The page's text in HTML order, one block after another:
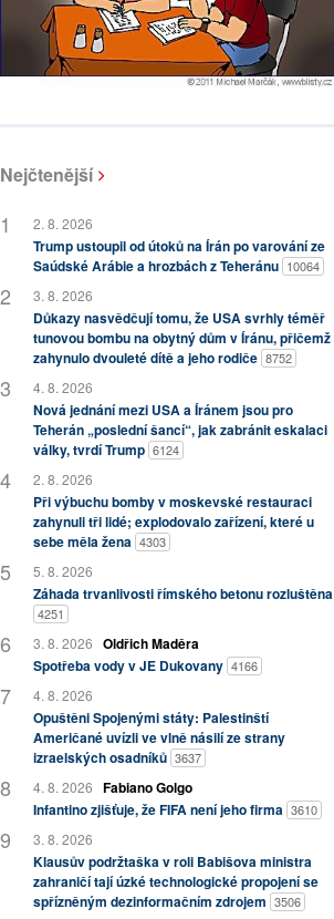
Nejčtenější
2. 8. 2026
Trump ustoupil od útoků na Írán po varování ze
Saúdské Arábie a hrozbách z Teheránu 10064
3. 8. 2026
Důkazy nasvědčují tomu, že USA svrhly téměř
tunovou bombu na obytný dům v Íránu, přičemž
zahynulo dvouleté dítě a jeho rodiče 8752
4. 8. 2026
Nová jednání mezi USA a Íránem jsou pro
Teherán „poslední šancí“, jak zabránit eskalaci
války, tvrdí Trump 6124
2. 8. 2026
Při výbuchu bomby v moskevské restauraci
zahynuli tři lidé; explodovalo zařízení, které u
sebe měla žena 4303
5. 8. 2026
Záhada trvanlivosti římského betonu rozluštěna
4251
3. 8. 2026 Oldřich Maděra
Spotřeba vody v JE Dukovany 4166
4. 8. 2026
Opuštěni Spojenými státy: Palestinští
Američané uvízli ve vlně násilí ze strany
izraelských osadníků 3637
4. 8. 2026 Fabiano Golgo
Infantino zjišťuje, že FIFA není jeho firma 3610
3. 8. 2026
Klausův podržtaška v roli Babišova ministra
zahraničí tají úzké technologické propojení se
spřízněným dezinformačním zdrojem 3506